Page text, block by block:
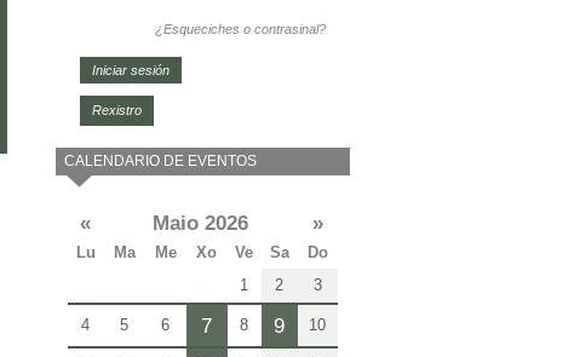
¿Esqueciches o contrasinal?
Rexistro
CALENDARIO DE EVENTOS
« Maio 2026 »
Lu Ma Me Xo Ve Sa
Do
1
2 3
4 5 6 7 8 9 10